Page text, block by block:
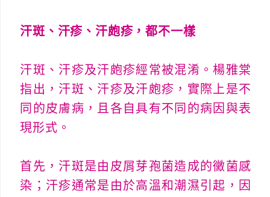
汗斑、汗疹、汗皰疹，都不一樣
汗斑、汗疹及汗皰疹經常被混淆。楊雅棠
指出，汗斑、汗疹及汗皰疹，實際上是不
同的皮膚病，且各自具有不同的病因與表
現形式。
首先，汗斑是由皮屑芽孢菌造成的黴菌感
染；汗疹通常是由於高溫和潮濕引起，因